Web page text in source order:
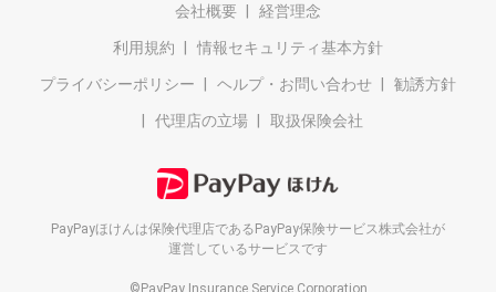
会社概要 経営理念
利用規約 情報セキュリティ基本方針
プライバシーポリシー ヘルプ・お問い合わせ 勧誘方針
代理店の立場 取扱保険会社
PayPayほけんは保険代理店である PayPay保険サービス株式会社が
運営しているサービスです
©PayPay Insurance Service Corporation